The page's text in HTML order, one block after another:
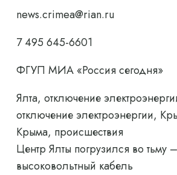
news.crimea@rian.ru
7 495 645-6601
ФГУП МИА «Россия сегодня»
Ялта, отключение
отключение электроэнергии,
Крыма, происшествия
Центр Ялты погрузился во
высоковольтный кабель